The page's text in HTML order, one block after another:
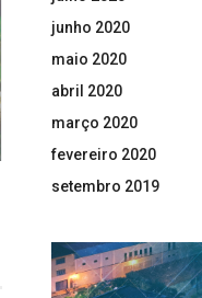
junho 2020
maio 2020
abril 2020
março 2020
fevereiro 2020
setembro 2019